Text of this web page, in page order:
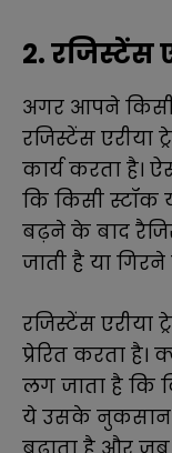
2. रजिस्टेंस
अगर आपने किसी
रजिस्टेंस एरीया
कार्य करता है।
कि किसी
बढ़ने के बाद
जाती है या
रजिस्टेंस एरीया
प्रेरित करता है।
लग जाता है कि
ये उसके नुकसान